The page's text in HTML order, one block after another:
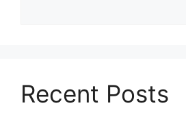
Recent Posts